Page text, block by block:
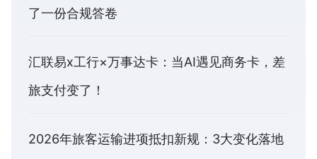
了一份合规答卷
汇联易x工行×万事达卡：当AI遇见商务卡，差
旅支付变了！
2026年旅客运输进项抵扣新规：3大变化落地